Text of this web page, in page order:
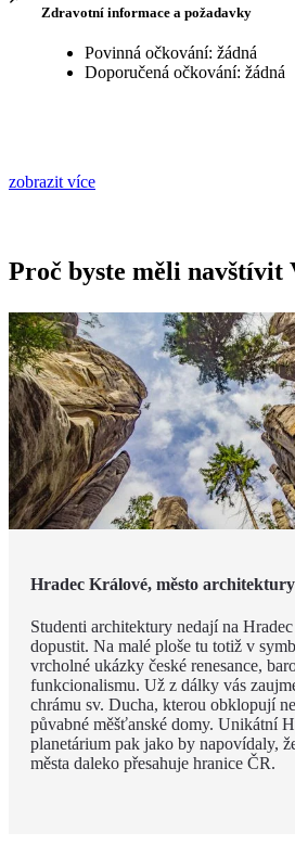
Zdravotní informace a požadavky
Povinná očkování: žádná
Doporučená očkování: žádná
zobrazit více
Proč byste měli navštívit
Hradec Králové, město architektury
Studenti architektury nedají na
dopustit. Na malé ploše tu totiž v
vrcholné ukázky české renesance,
funkcionalismu. Už z dálky vás
chrámu sv. Ducha, kterou obklopují
půvabné měšťanské domy. Unikátní
planetárium pak jako by napovídaly,
města daleko přesahuje hranice ČR.